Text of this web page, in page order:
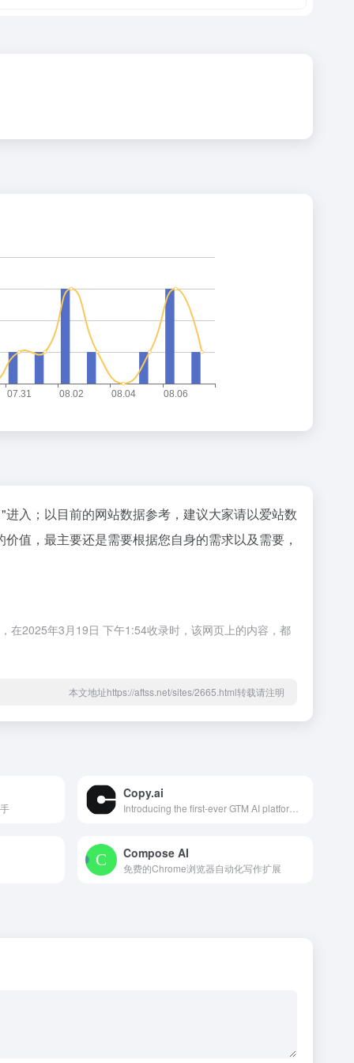
"进入；以目前的网站数据参考，建议大家请以爱站数
值，最主要还是需要根据您自身的需求以及需要，
在2025年3月19日 下午1:54收录时，该网页上的内容，都
本文地址https://aftss.net/sites/2665.html转载请注明
Copy.ai
Compose AI
免费的Chrome浏览器自动化写作扩展